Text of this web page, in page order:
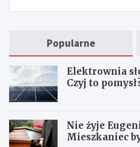
Popularne
Elektrownia
Czyj to
Nie żyje
Mieszkaniec